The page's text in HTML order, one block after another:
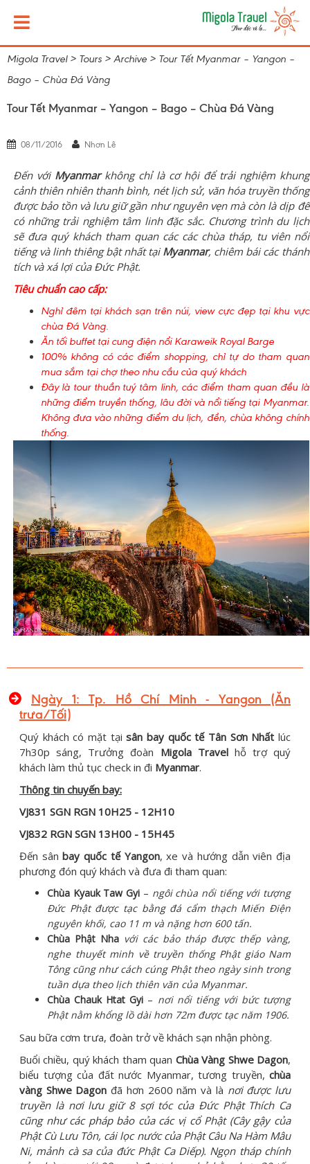
Migola Travel> Tours > Archive > Tour Tết Myanmar – Yangon –
Bago – Chùa Đá Vàng
Tour Tết Myanmar – Yangon – Bago – Chùa Đá Vàng
08/11/2016 Nhơn Lê
Đến với Myanmarkhông chỉ là cơ hội để trải nghiệm khung
cảnh thiên nhiên thanh bình, nét lịch sử, văn hóa truyền thống
được bảo tồn và lưu giữ gần như nguyên vẹn mà còn là dịp để
có những trải nghiệm tâm linh đặc sắc. Chương trình du lịch
sẽ đưa quý khách tham quan các các chùa tháp, tu viên nổi
tiếng và linh thiêng bật nhất tạiMyanmar, chiêm bái các thánh
tích và xá lợi của Đức Phật.
Tiêu chuẩn cao cấp:
Nghỉ đêm tại khách sạn trên núi, view cực đẹp tại khu vực
chùa Đá Vàng.
Ăn tối buffet tại cung điện nổi Karaweik Royal Barge
100% không có các điểm shopping, chỉ tự do tham quan
mua sắm tại chợ theo nhu cầu của quý khách
Đây là tour thuần tuý tâm linh, các điểm tham quan đều là
những điểm truyền thống, lâu đời và nổi tiếng tại Myanmar.
Không đưa vào những điểm du lịch, đền, chùa không chính
thống.
Ngày 1: Tp. Hồ Chí Minh - Yangon (Ăn
trưa/Tối)
Quý khách có mặt tạisân bay quốc tế Tân Sơn Nhất lúc
7h30p sáng, Trưởng đoàn Migola Travelhỗ trợ quý
khách làm thủ tục check in đi Myanmar.
Thông tin chuyến bay:
VJ831 SGN RGN 10H25 - 12H10
VJ832 RGN SGN 13H00 - 15H45
Đến sânbay quốc tế Yangon, xe và hướng dẫn viên địa
phương đón quý khách và đưa đi tham quan:
Chùa Kyauk Taw Gyi – ngôi chùa nổi tiếng với tượng
Đức Phật được tạc bằng đá cẩm thạch Miến Điện
nguyên khối, cao 11 m và nặng hơn 600 tấn.
Chùa Phật Nha với các bảo tháp được thếp vàng,
nghe thuyết minh về truyền thống Phật giáo Nam
Tông cũng như cách cúng Phật theo ngày sinh trong
tuần dựa theo lịch thiên văn của Myanmar.
Chùa Chauk Htat Gyi – nơi nổi tiếng với bức tượng
Phật nằm khổng lồ dài hơn 72m được tạc năm 1906.
Sau bữa cơm trưa, đoàn trở về khách sạn nhận phòng.
Buổi chiều, quý khách tham quan Chùa Vàng Shwe Dagon,
biểu tượng của đất nước Myanmar, tương truyền, chùa
vàng Shwe Dagon đã hơn 2600 năm và là nơi được lưu
truyền là nơi lưu giữ 8 sợi tóc của Đức Phật Thích Ca
cũng như các pháp bảo của các vị cổ Phật (Cây gậy của
Phật Cù Lưu Tôn, cái lọc nước của Phật Câu Na Hàm Mâu
Ni, mảnh cà sa của đức Phật Ca Diếp). Ngọn tháp chính